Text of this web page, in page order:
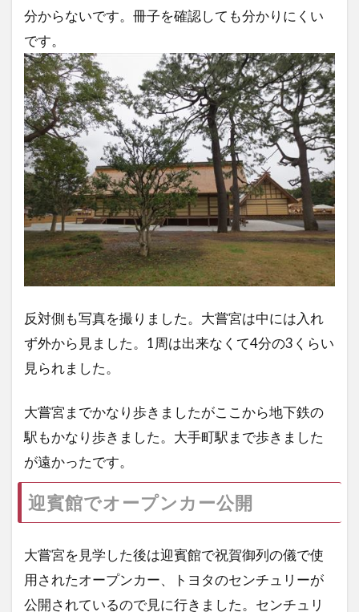
分からないです。冊子を確認しても分かりにくい
です。
反対側も写真を撮りました。大嘗宮は中には入れ
ず外から見ました。1周は出来なくて4分の3くらい
見られました。
大嘗宮までかなり歩きましたがここから地下鉄の
駅もかなり歩きました。大手町駅まで歩きました
が遠かったです。
迎賓館でオープンカー公開
大嘗宮を見学した後は迎賓館で祝賀御列の儀で使
用されたオープンカー、トヨタのセンチュリーが
公開されているので見に行きました。センチュリ